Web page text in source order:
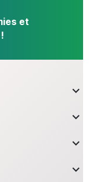
et



